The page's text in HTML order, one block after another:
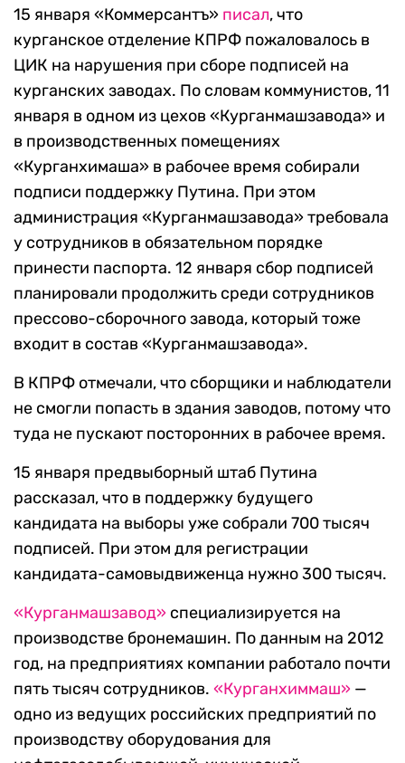
15 января «Коммерсантъ» писал, что
курганское отделение КПРФ пожаловалось в
ЦИК на нарушения при сборе подписей на
курганских заводах. По словам коммунистов, 11
января в одном из цехов «Курганмашзавода» и
в производственных помещениях
«Курганхимаша» в рабочее время собирали
подписи поддержку Путина. При этом
администрация «Курганмашзавода» требовала
у сотрудников в обязательном порядке
принести паспорта. 12 января сбор подписей
планировали продолжить среди сотрудников
прессово-сборочного завода, который тоже
входит в состав «Курганмашзавода».
В КПРФ отмечали, что сборщики и наблюдатели
не смогли попасть в здания заводов, потому что
туда не пускают посторонних в рабочее время.
15 января предвыборный штаб Путина
рассказал, что в поддержку будущего
кандидата на выборы уже собрали 700 тысяч
подписей. При этом для регистрации
кандидата-самовыдвиженца нужно 300 тысяч.
«Курганмашзавод» специализируется на
производстве бронемашин. По данным на 2012
год, на предприятиях компании работало почти
пять тысяч сотрудников. «Курганхиммаш» —
одно из ведущих российских предприятий по
производству оборудования для